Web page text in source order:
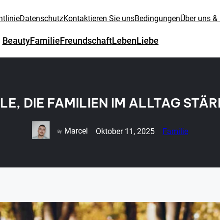
DatenschutzKontaktieren Sie unsBedingungenÜber uns
BeautyFamilieFreundschaftLebenLiebe
DIE FAMILIEN IM ALLTAG
By Marcel Oktober 11, 2025 Familie